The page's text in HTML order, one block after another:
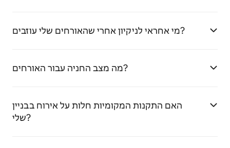
מי אחראי לניקיון אחרי שהאורחים שלי עוזבים?
מה מצב החניה עבור האורחים?
האם התקנות המקומיות חלות על אירוח בבניין
שלי?